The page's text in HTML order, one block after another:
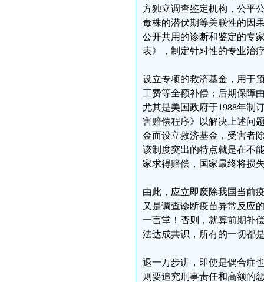
方独立调查鉴定机构，公平
毒株的潜伏期等关联性的因
公开共用的诊断和鉴定的专
表》，制定针对性的专业治
设立专项的救济基金，用于
工费等全额补偿；后期保障
尤其是美国政府于1988年制
害赔偿程序》以解决上述问
金而设立救济基金，受害者
该制度突出的特点就是在不
家求得赔偿，国家最终将损
由此，应立即废除我国当前
又是调查诊断疫苗异常反应
一言堂！否则，就算前期补
法达成共识，所有的一切都
退一万步讲，即使是偶合症
则要追究刑事责任和高额的